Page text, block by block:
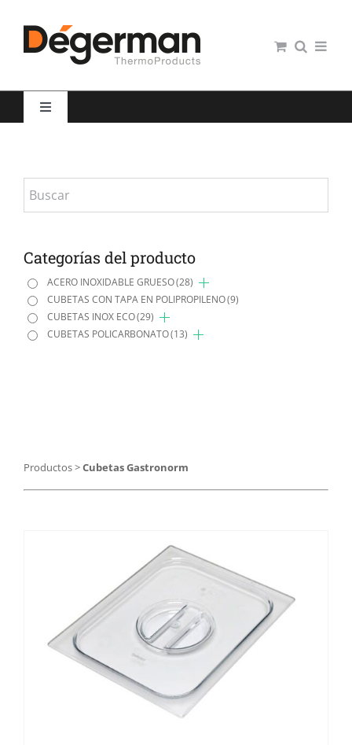
contenido
Toggle
Hospitales
Panaderías y Pastelerías
Servicio domiciliario
91 629 17 10
Productos>Cubetas Gastronorm
Categorías del producto
ACERO INOXIDABLE GRUESO(28)
CUBETAS CON TAPA EN POLIPROPILENO(9)
CUBETAS INOX ECO(29)
CUBETAS POLICARBONATO(13)